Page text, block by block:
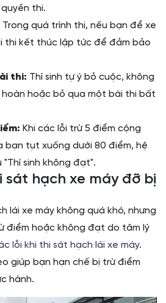
thi.
Trong quá trình thi, nếu bạn để xe
thi kết thúc lập tức để đảm bảo
thi: Thí sinh tự ý bỏ cuộc, không
hoặc bỏ qua một bài thi bất
Khi các lỗi trừ 5 điểm cộng
bạn tụt xuống dưới 80 điểm, hệ
sinh không đạt".
sát hạch xe máy đỡ bị
lái xe máy không quá khó, nhưng
điểm hoặc không đạt do tâm lý
lỗi khi thi sát hạch lái xe máy.
giúp bạn hạn chế bị trừ điểm
hành.